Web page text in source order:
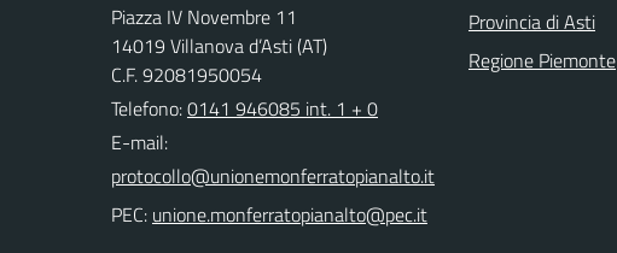
Piazza IV Novembre 11
14019 Villanova d’Asti (AT)
C.F. 92081950054
Telefono:0141 946085 int. 1 + 0
E-mail:
PEC:
Provincia di Asti
Regione Piemonte